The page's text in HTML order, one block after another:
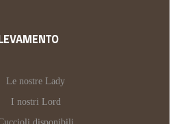
Le nostre Lady
I nostri Lord